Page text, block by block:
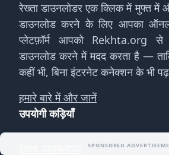
SPONSORED
रेख्ता डाउनलोडर एक क्लिक में मुफ्त में
डाउनलोड करने के लिए आपका
प्लेटफ़ॉर्म आपको Rekhta.org
डाउनलोड करने में मदद करता है —
कहीं भी, बिना इंटरनेट कनेक्शन के भी
हमारे बारे में और जानें
उपयोगी कड़ियाँ